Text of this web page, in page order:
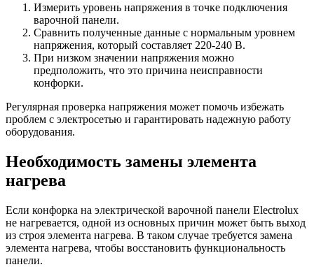
Измерить уровень напряжения в точке подключения
варочной панели.
Сравнить полученные данные с нормальным уровнем
напряжения, который составляет 220-240 В.
При низком значении напряжения можно
предположить, что это причина неисправности
конфорки.
Регулярная проверка напряжения может помочь избежать
проблем с электросетью и гарантировать надежную работу
оборудования.
Необходимость замены элемента
нагрева
Если конфорка на электрической варочной панели Electrolux
не нагревается, одной из основных причин может быть выход
из строя элемента нагрева. В таком случае требуется замена
элемента нагрева, чтобы восстановить функциональность
панели.